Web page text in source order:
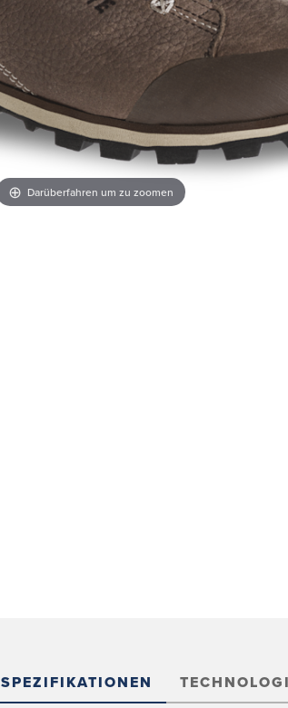
Darüberfahren um zu zoomen
SPEZIFIKATIONEN